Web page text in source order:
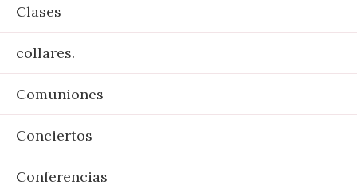
Clases
collares.
Comuniones
Conciertos
Conferencias